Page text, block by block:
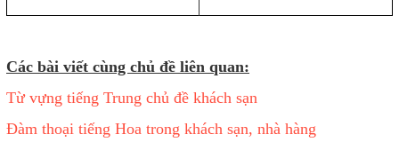
Các bài viết cùng chủ đề liên quan:
Từ vựng tiếng Trung chủ đề khách sạn
Đàm thoại tiếng Hoa trong khách sạn, nhà hàng